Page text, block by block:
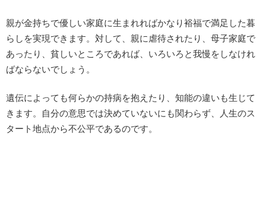
親が金持ちで優しい家庭に生まれればかなり裕福で満足した暮
らしを実現できます。対して、親に虐待されたり、母子家庭で
あったり、貧しいところであれば、いろいろと我慢をしなけれ
ばならないでしょう。
遺伝によっても何らかの持病を抱えたり、知能の違いも生じて
きます。自分の意思では決めていないにも関わらず、人生のス
タート地点から不公平であるのです。